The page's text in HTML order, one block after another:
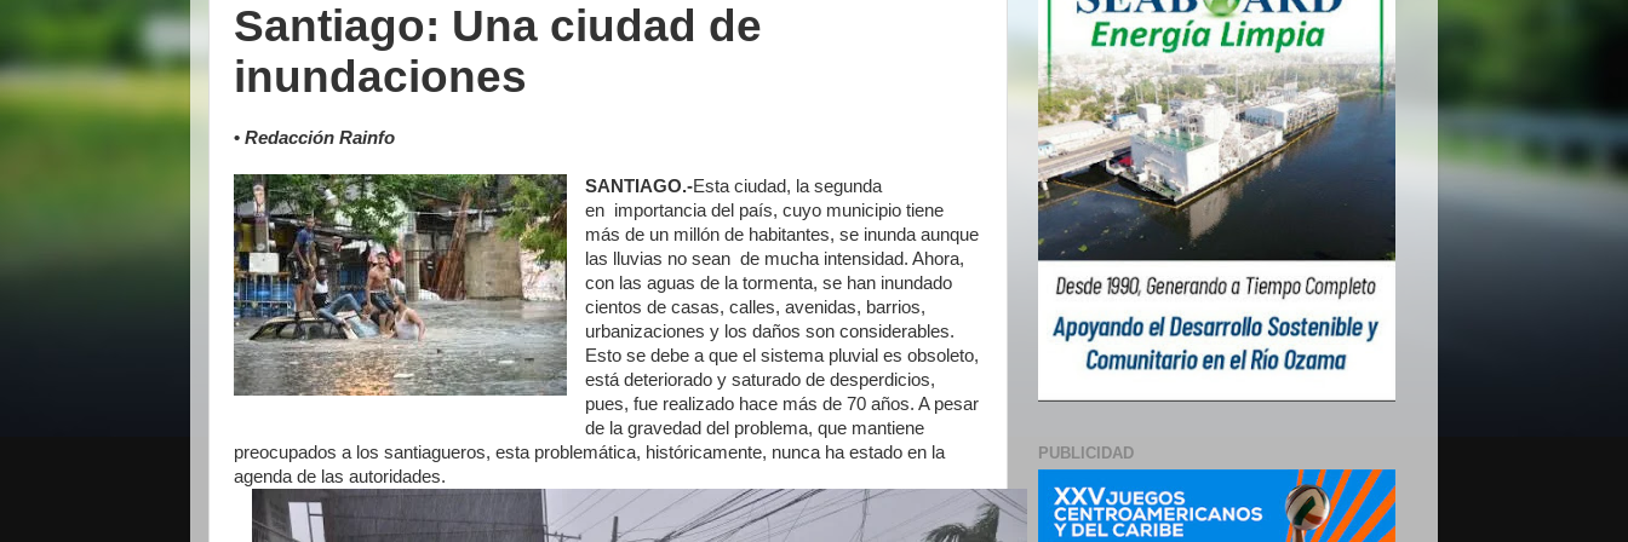
Santiago: Una ciudad de
inundaciones
• Redacción Rainfo
SANTIAGO.-Esta ciudad, la segunda
en importancia del país, cuyo municipio tiene
más de un millón de habitantes, se inunda aunque
las lluvias no sean de mucha intensidad. Ahora,
con las aguas de la tormenta, se han inundado
cientos de casas, calles, avenidas, barrios,
urbanizaciones y los daños son considerables.
Esto se debe a que el sistema pluvial es obsoleto,
está deteriorado y saturado de desperdicios,
pues, fue realizado hace más de 70 años. A pesar
de la gravedad del problema, que mantiene
preocupados a los santiagueros, esta problemática, históricamente, nunca ha estado en la
agenda de las autoridades.
PUBLICIDAD